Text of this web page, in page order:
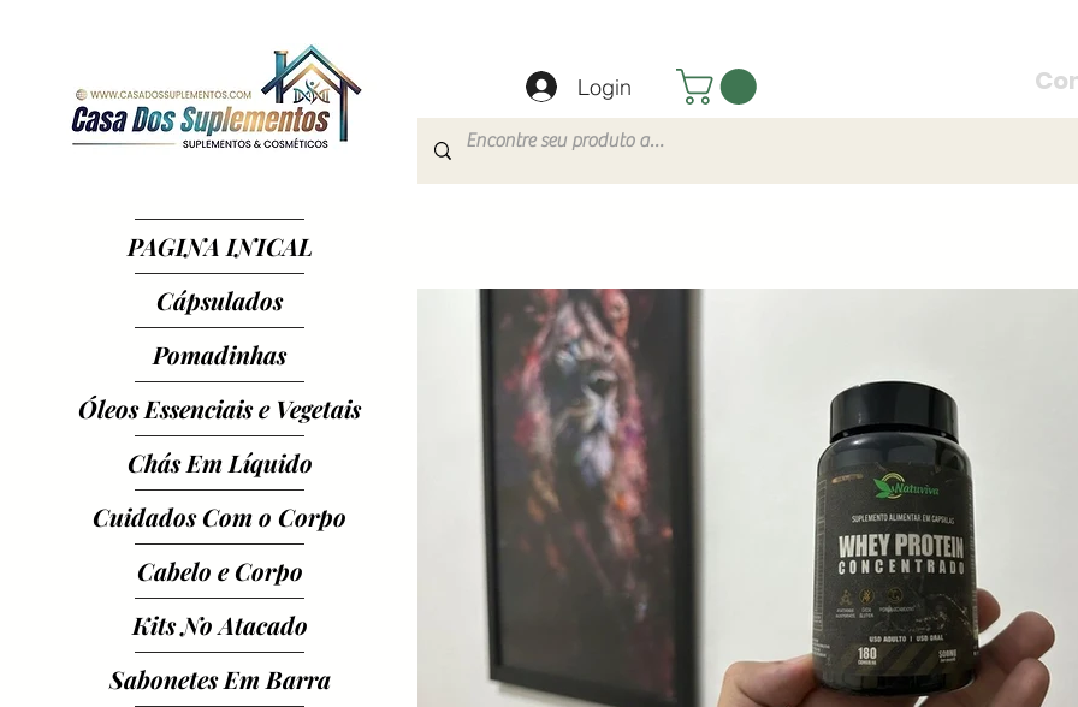
Login
PAGINA INICAL
Cápsulados
Pomadinhas
Óleos Essenciais e Vegetais
Chás Em Líquido
Cuidados Com o Corpo
Cabelo e Corpo
Kits No Atacado
Sabonetes Em Barra